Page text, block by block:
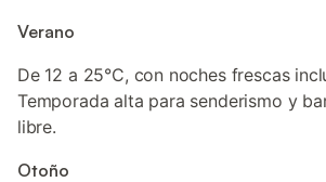
Verano
De 12 a 25°C, con noches frescas
Temporada alta para senderismo y
libre.
Otoño